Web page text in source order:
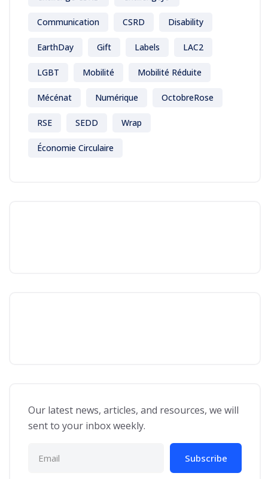
Communication CSRD Disability
EarthDay Gift Labels LAC2
LGBT Mobilité Mobilité Réduite
Mécénat Numérique OctobreRose
RSE SEDD Wrap
Économie Circulaire
Our latest news, articles, and resources, we will
sent to your inbox weekly.
Subscribe